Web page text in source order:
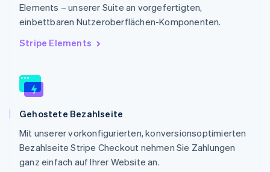
Elements – unserer Suite an vorgefertigten,
einbettbaren Nutzeroberflächen-Komponenten.
Stripe Elements
Gehostete Bezahlseite
Mit unserer vorkonfigurierten, konversionsoptimierten
Bezahlseite Stripe Checkout nehmen Sie Zahlungen
ganz einfach auf Ihrer Website an.
Slowakei
English
Slowenien
China
English
Español English
ไทย English
Tschechische Republik
English